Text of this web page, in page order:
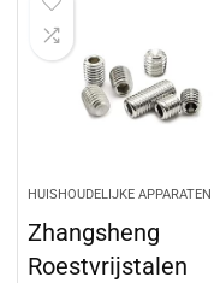
HUISHOUDELIJKE APPARATEN
Zhangsheng
Roestvrijstalen